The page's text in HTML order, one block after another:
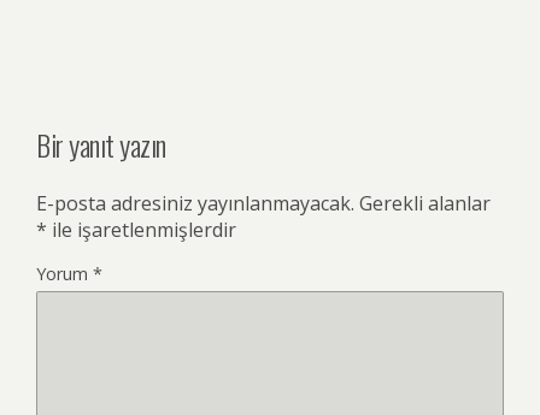
Bir yanıt yazın
E-posta adresiniz yayınlanmayacak. Gerekli alanlar
* ile işaretlenmişlerdir
Yorum *